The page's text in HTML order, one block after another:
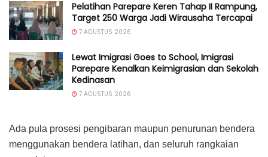
Pelatihan Parepare Keren Tahap II Rampung,
Target 250 Warga Jadi Wirausaha Tercapai
7 AGUSTUS 2026
Lewat Imigrasi Goes to School, Imigrasi
Parepare Kenalkan Keimigrasian dan Sekolah
Kedinasan
7 AGUSTUS 2026
Ada pula prosesi pengibaran maupun penurunan bendera
menggunakan bendera latihan, dan seluruh rangkaian